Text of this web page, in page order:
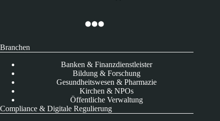
Branchen
Banken & Finanzdienstleister
Bildung & Forschung
Gesundheitswesen & Pharmazie
Kirchen & NPOs
Öffentliche Verwaltung
Compliance & Digitale Regulierung